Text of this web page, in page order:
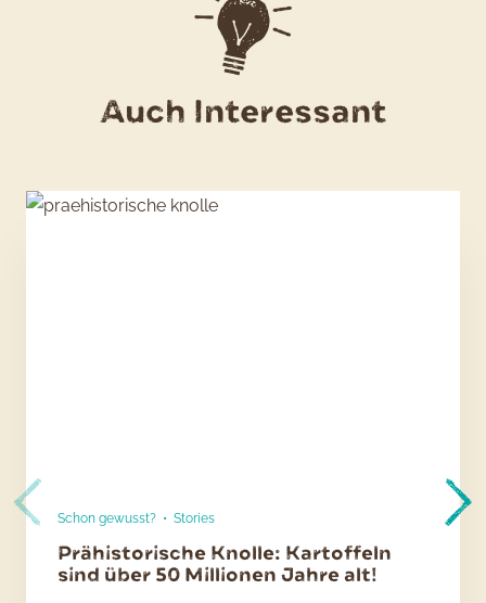
Auch Interessant
Schon gewusst? • Stories
Prähistorische Knolle: Kartoffeln
sind über 50 Millionen Jahre alt!